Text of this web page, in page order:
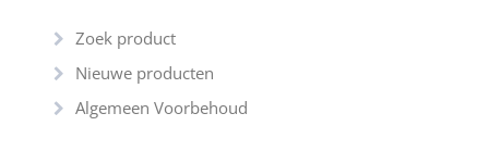
Zoek product
Nieuwe producten
Algemeen Voorbehoud